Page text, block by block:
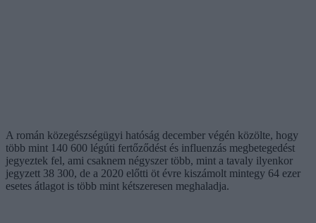
A román közegészségügyi hatóság december végén közölte, hogy
több mint 140 600 légúti fertőződést és influenzás megbetegedést
jegyeztek fel, ami csaknem négyszer több, mint a tavaly ilyenkor
jegyzett 38 300, de a 2020 előtti öt évre kiszámolt mintegy 64 ezer
esetes átlagot is több mint kétszeresen meghaladja.